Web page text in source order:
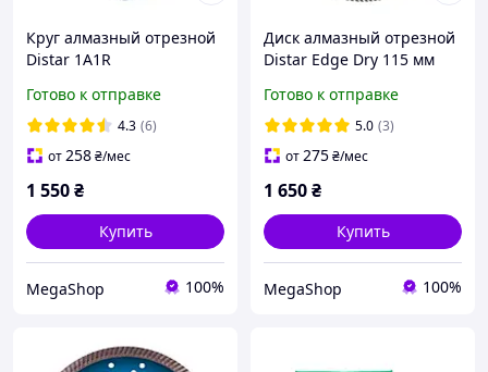
Круг алмазный отрезной
Distar 1A1R
Esthete
Готово к отправке
4.3 (6)
от258₴/мес
1 550₴
Купить
MegaShop 100%
Диск алмазный отрезной
Distar Edge Dry 115 мм
Готово к отправке
5.0 (3)
от275₴/мес
1 650₴
Купить
MegaShop 100%